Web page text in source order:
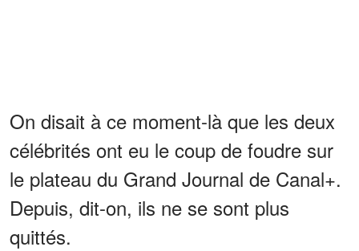
On disait à ce moment-là que les deux
célébrités ont eu le coup de foudre sur
le plateau du Grand Journal de Canal+.
Depuis, dit-on, ils ne se sont plus
quittés.